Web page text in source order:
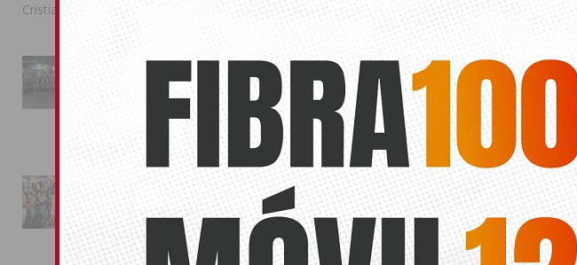
Orihuela se suma este verano
de Ecovidrio
15/07/2024 Roberto
Se trata de una iniciativa que busca
BENEJUZAR
Cristianos
La Entrada Cristiana llena de
esplendor las calles de
Almoradí en una multitudinaria
jornada festera
02/08/2026
La magia de la Entrada Mora
conquista las calles de
Almoradí
01/08/2026